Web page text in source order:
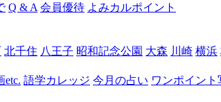
ャ
川
口
Q & A 会員優待 よみカルポイント
北千住 八王子 昭和記念公園 大森 川崎 横浜
etc. 語学カレッジ 今月の占い ワンポイント